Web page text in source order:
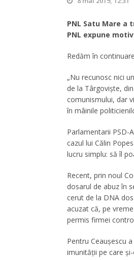
PNL Satu Mare
PNL expune
Redăm în
„Nu recunosc nici
de la Târgoviște,
comunismului, dar
în mâinile
Parlamentarii PSD-
cazul lui Călin
lucru simplu: să îl
Recent, prin noul
dosarul de abuz în
cerut de la DNA
acuzat că, pe
permis firmei
Pentru Ceaușescu
imunității pe care